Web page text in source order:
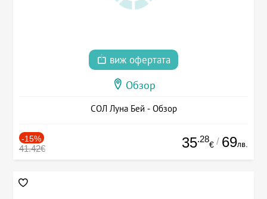
виж офертата
Обзор
СОЛ Луна Бей - Обзор
-15%
41.42€ 35.28
€ / 69лв.